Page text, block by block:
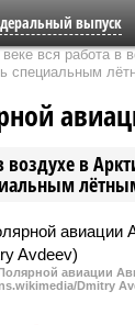
выпуск
вся работа в
специальным
воздухе в
авиации
Dmitry